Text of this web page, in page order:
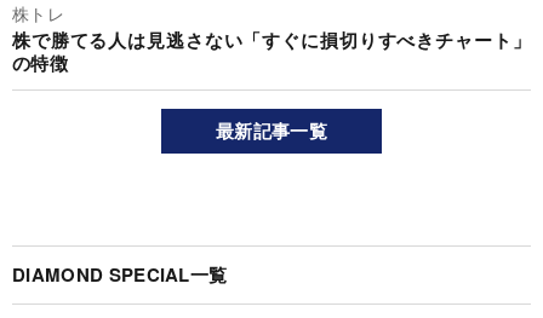
株トレ
株で勝てる人は見逃さない「すぐに損切りすべきチャート」
の特徴
最新記事一覧
DIAMOND SPECIAL一覧